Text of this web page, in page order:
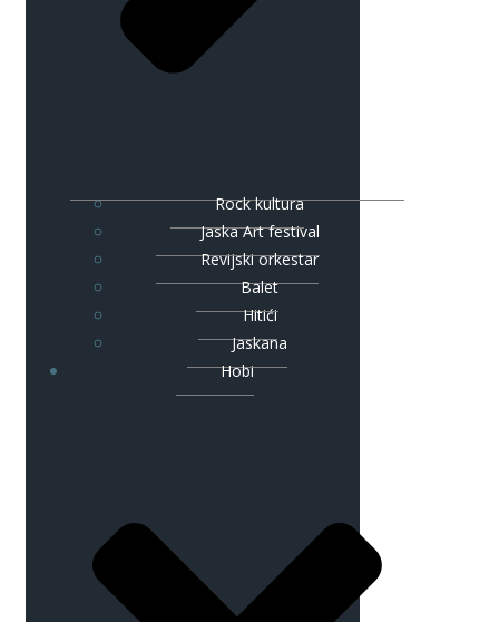
Rock kultura
Jaska Art festival
Revijski orkestar
Balet
Hitići
Jaskana
Hobi